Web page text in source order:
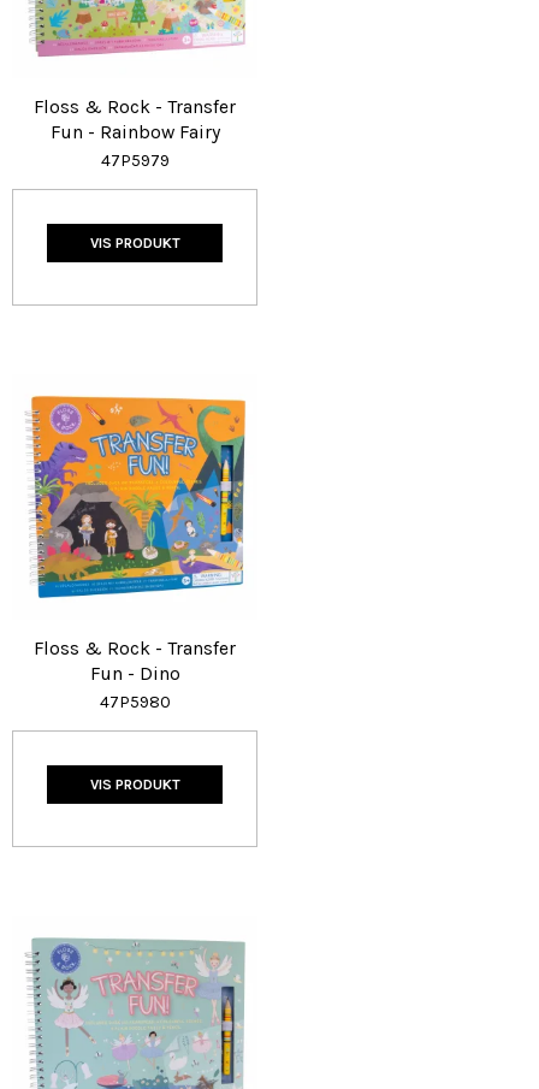
Floss & Rock - Transfer
Fun - Rainbow Fairy
47P5979
VIS PRODUKT
Floss & Rock - Transfer
Fun - Dino
47P5980
VIS PRODUKT